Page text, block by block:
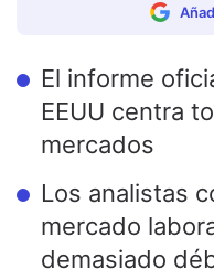
El informe
EEUU centra
mercados
Los analistas
mercado
demasiado